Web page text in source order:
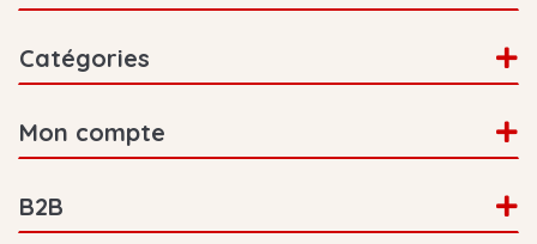
Catégories
Mon compte
B2B